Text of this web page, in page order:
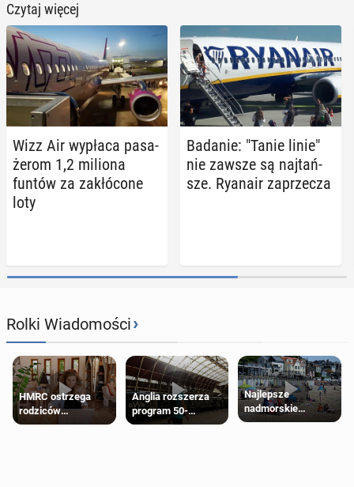
Czytaj więcej
Wizz Air wypłaca pa­sa­
że­rom 1,2 miliona
funtów za za­kłó­co­ne
loty
Badanie: "Tanie linie"
nie zawsze są naj­tań­
sze. Ryanair za­prze­cza
Rolki Wiadomości›
HMRC ostrzega
rodziców
pobierających Child
Anglia rozszerza
program 50-
procentowych
Najlepsze
nadmorskie
miasteczko blisko